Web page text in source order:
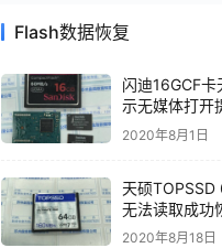
Flash数据恢复
闪迪16GCF卡
示无媒体打开
盘插入芯片级
2020年8月1日
天硕TOPSSD
无法读取成功
频文件
2020年8月18日